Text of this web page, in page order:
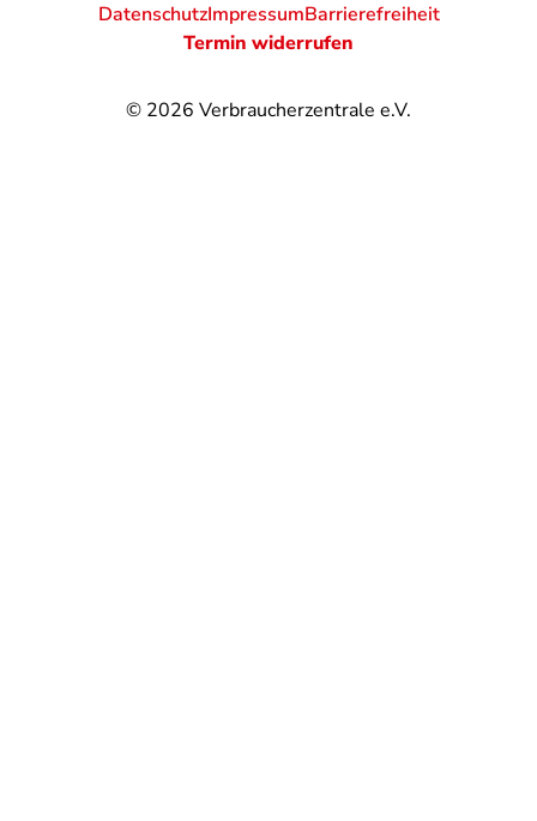
© 2026 Verbraucherzentrale e.V.
DatenschutzImpressumBarrierefreiheit
Termin widerrufen